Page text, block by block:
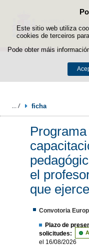
Este sitio web utiliza
cookies de terceiros
Pode obter máis
ficha
el
que
Convotoria
Plazo de
solicitudes:
el 16/08/2026